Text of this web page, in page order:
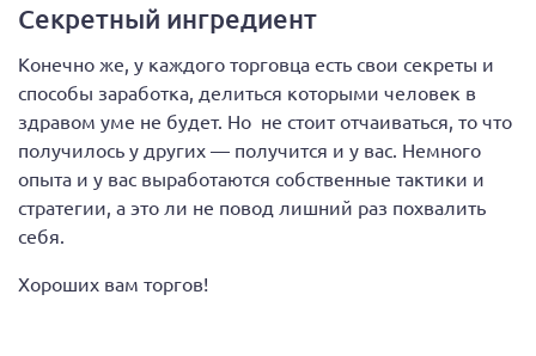
Секретный ингредиент
Конечно же, у каждого торговца есть свои секреты и
способы заработка, делиться которыми человек в
здравом уме не будет. Но не стоит отчаиваться, то что
получилось у других — получится и у вас. Немного
опыта и у вас выработаются собственные тактики и
стратегии, а это ли не повод лишний раз похвалить
себя.
Хороших вам торгов!